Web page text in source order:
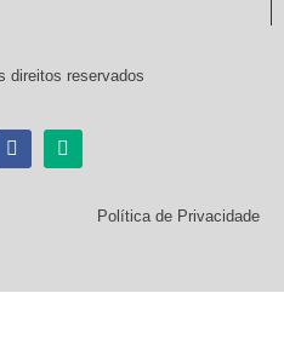
direitos reservados
Política de Privacidade